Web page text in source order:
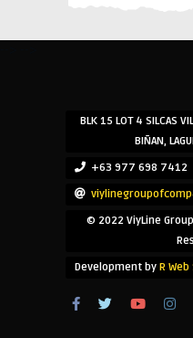
BLK 15 LOT 4 SILCAS
BIÑAN,
+63 977 698 7412
© 2022 ViyLine
Development by R